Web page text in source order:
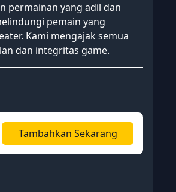
permainan yang adil dan
pemain yang
Kami mengajak semua
dan integritas game.
Tambahkan Sekarang